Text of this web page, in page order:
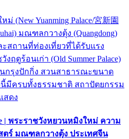
(New Yuanming Palace/宮新園
มณฑลกวางตุ้ง (Quangdong)
สถานที่ท่องเที่ยวที่ได้รับแรง
ฤดูร้อนเก่า (Old Summer Palace)
กรุงปักกิ่ง สวนสาธารณะขนาด
มีครบทั้งธรรมชาติ สถาปัตยกรรม
สดง
| พระราชวังหยวนหมิงใหม่ ความ
ร์ มณฑลกวางตุ้ง ประเทศจีน